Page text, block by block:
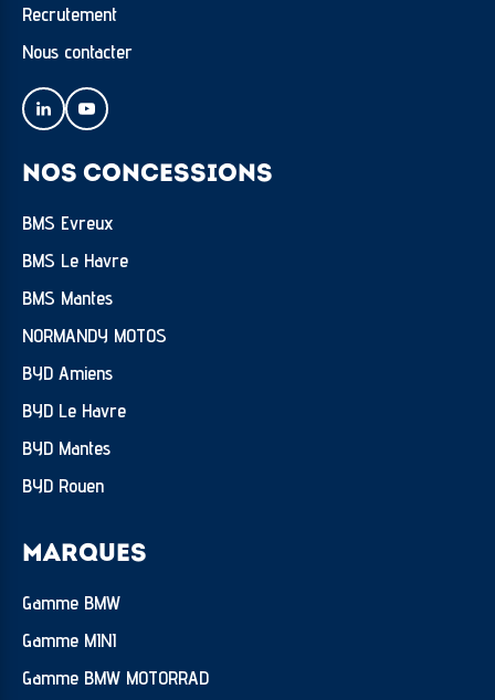
Recrutement
Nous contacter
NOS CONCESSIONS
BMS Evreux
BMS Le Havre
BMS Mantes
NORMANDY MOTOS
BYD Amiens
BYD Le Havre
BYD Mantes
BYD Rouen
MARQUES
Gamme BMW
Gamme MINI
Gamme BMW MOTORRAD